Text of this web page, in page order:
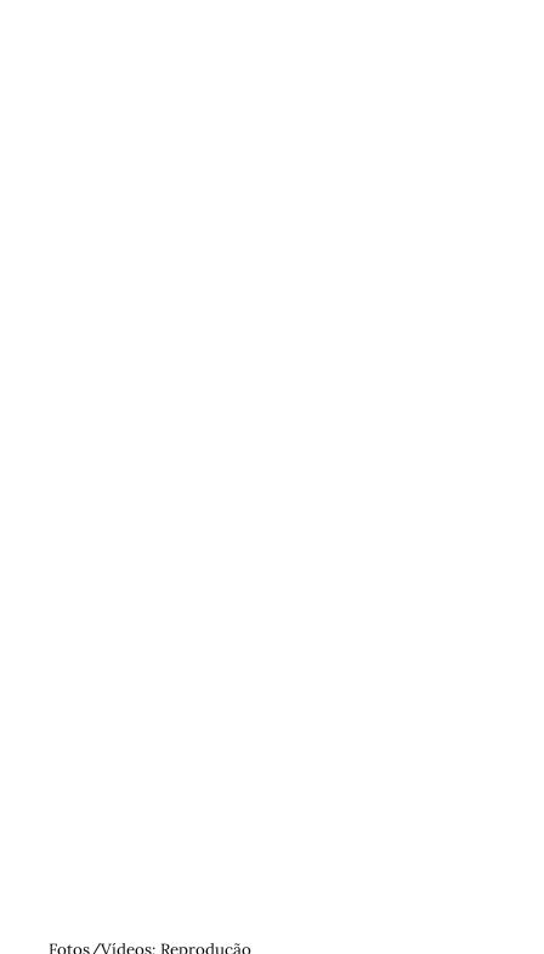
Fotos/Vídeos: Reprodução